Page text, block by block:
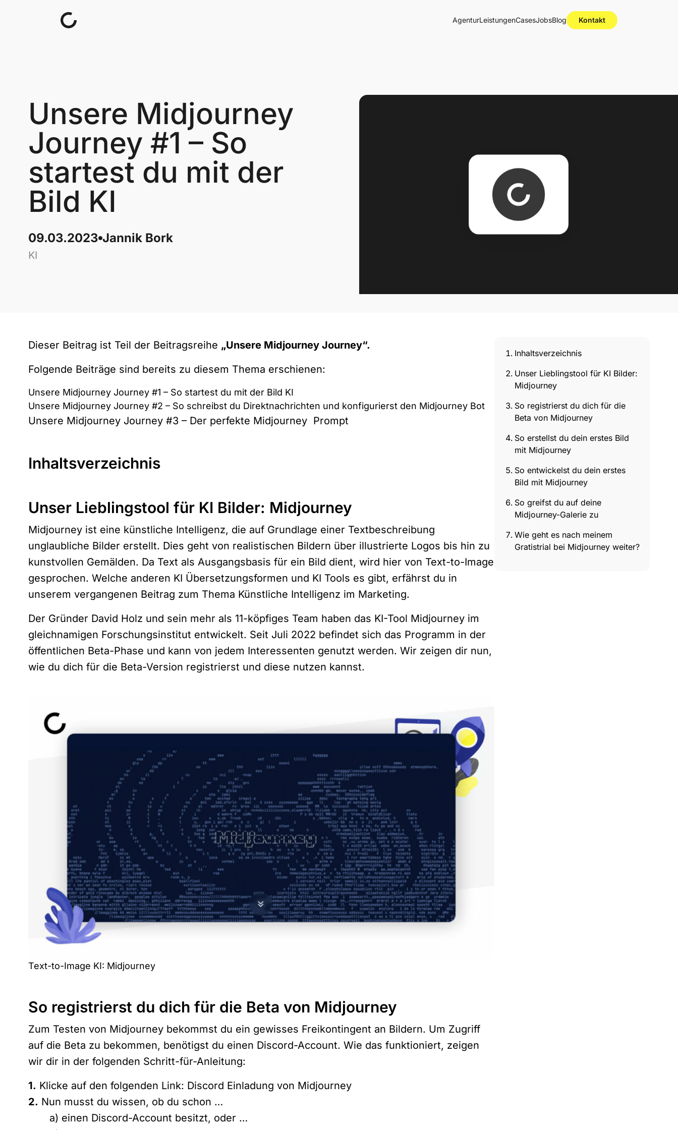
AgenturLeistungenCasesJobsBlog Kontakt
​​​​Unsere Midjourney
Journey #1 – So
startest du mit der
Bild KI
09.03.2023 Jannik Bork
KI
Dieser Beitrag ist Teil der Beitragsreihe „Unsere Midjourney Journey“.
Folgende Beiträge sind bereits zu diesem Thema erschienen:
Unsere Midjourney Journey #1 – So startest du mit der Bild KI
Unsere Midjourney Journey #2 – So schreibst du Direktnachrichten und konfigurierst den Midjourney Bot
Unsere Midjourney Journey #3 – Der perfekte Midjourney Prompt
Inhaltsverzeichnis
Unser Lieblingstool für KI Bilder: Midjourney
Midjourney ist eine künstliche Intelligenz, die auf Grundlage einer Textbeschreibung
unglaubliche Bilder erstellt. Dies geht von realistischen Bildern über illustrierte Logos bis hin zu
kunstvollen Gemälden. Da Text als Ausgangsbasis für ein Bild dient, wird hier von Text-to-Image
gesprochen. Welche anderen KI Übersetzungsformen und KI Tools es gibt, erfährst du in
unserem vergangenen Beitrag zum Thema Künstliche Intelligenz im Marketing.
Der Gründer David Holz und sein mehr als 11-köpfiges Team haben das KI-Tool Midjourney im
gleichnamigen Forschungsinstitut entwickelt. Seit Juli 2022 befindet sich das Programm in der
öffentlichen Beta-Phase und kann von jedem Interessenten genutzt werden. Wir zeigen dir nun,
wie du dich für die Beta-Version registrierst und diese nutzen kannst.
Text-to-Image KI: Midjourney
So registrierst du dich für die Beta von Midjourney
Zum Testen von Midjourney bekommst du ein gewisses Freikontingent an Bildern. Um Zugriff
auf die Beta zu bekommen, benötigst du einen Discord-Account. Wie das funktioniert, zeigen
wir dir in der folgenden Schritt-für-Anleitung:
1. Klicke auf den folgenden Link: Discord Einladung von Midjourney
2. Nun musst du wissen, ob du schon …
a) einen Discord-Account besitzt, oder …
Inhaltsverzeichnis
Unser Lieblingstool für KI Bilder:
Midjourney
So registrierst du dich für die
Beta von Midjourney
So erstellst du dein erstes Bild
mit Midjourney
So entwickelst du dein erstes
Bild mit Midjourney
So greifst du auf deine
Midjourney-Galerie zu
Wie geht es nach meinem
Gratistrial bei Midjourney weiter?